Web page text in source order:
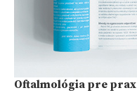
Oftalmológia pre prax